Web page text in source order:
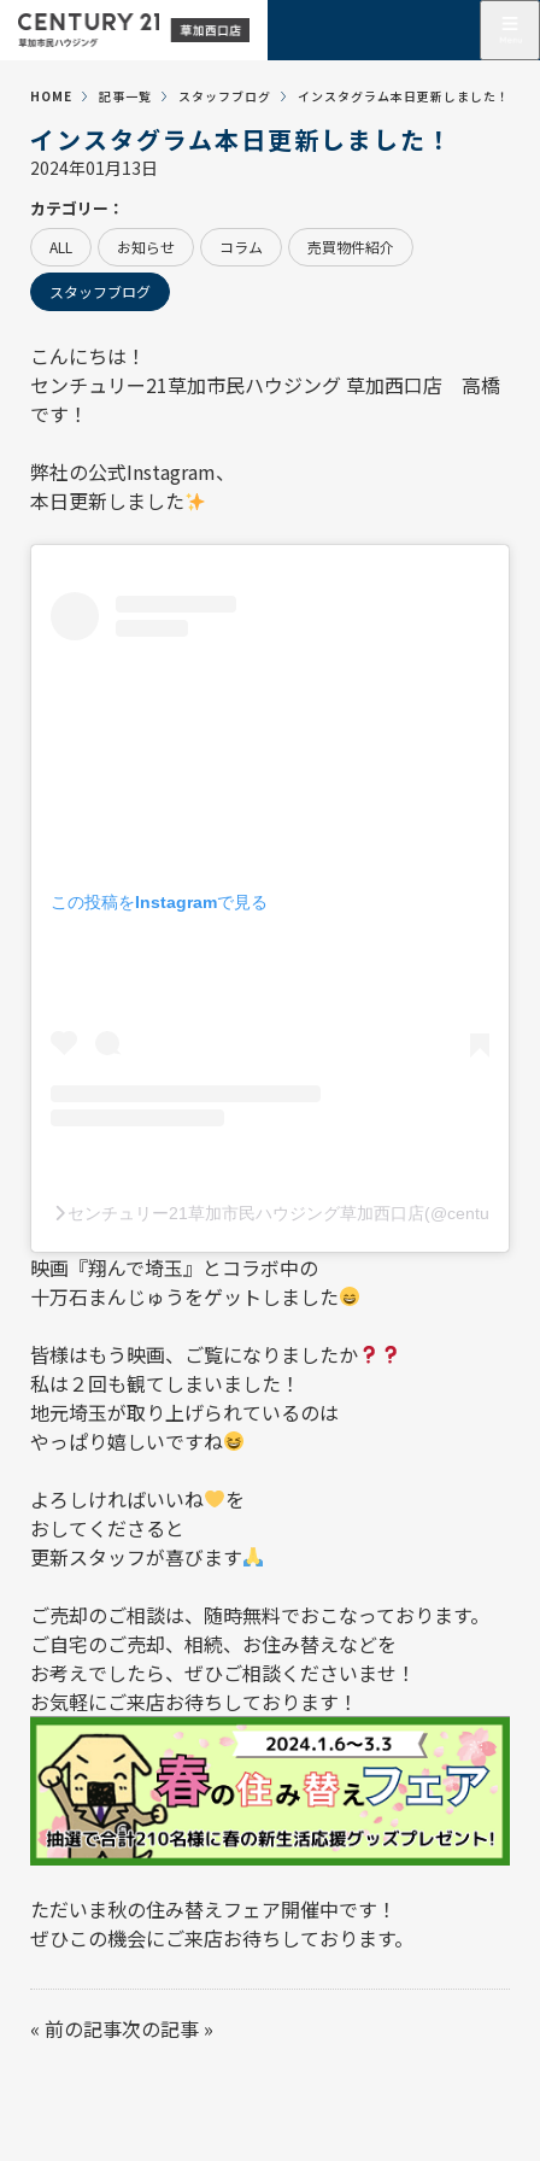
HOME 記事一覧 スタッフブログ インスタグラム本日更新しました！
インスタグラム本日更新しました！
2024年01月13日
カテゴリー：
ALL お知らせ コラム 売買物件紹介
スタッフブログ
こんにちは！
センチュリー21草加市民ハウジング 草加西口店 高橋
です！
弊社の公式Instagram、
本日更新しました
この投稿をInstagramで見る
センチュリー21草加市民ハウジング草加西口店
映画『翔んで埼玉』とコラボ中の
十万石まんじゅうをゲットしました
皆様はもう映画、ご覧になりましたか
私は２回も観てしまいました！
地元埼玉が取り上げられているのは
やっぱり嬉しいですね
よろしければいいね
を
おしてくださると
更新スタッフが喜びます
ご売却のご相談は、随時無料でおこなっております。
ご自宅のご売却、相続、お住み替えなどを
お考えでしたら、ぜひご相談くださいませ！
お気軽にご来店お待ちしております！
ただいま秋の住み替えフェア開催中です！
ぜひこの機会にご来店お待ちしております。
« 前の記事次の記事 »